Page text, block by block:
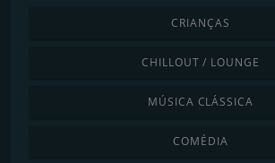
CRIANÇAS
CHILLOUT / LOUNGE
MÚSICA CLÁSSICA
COMÉDIA